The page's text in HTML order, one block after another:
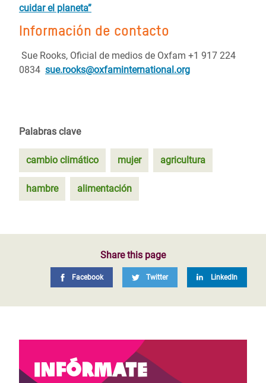
cuidar el planeta”
Información de contacto
Sue Rooks, Oficial de medios de Oxfam +1 917 224
0834 sue.rooks@oxfaminternational.org
Palabras clave
cambio climático mujer agricultura
hambre alimentación
Share this page
Facebook Twitter LinkedIn
Infórmate